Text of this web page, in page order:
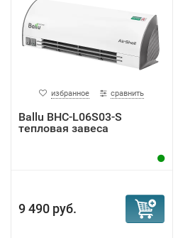
избранное сравнить
Ballu BHC-L06S03-S
тепловая завеса
9 490 руб.